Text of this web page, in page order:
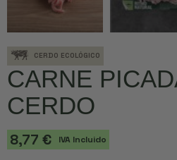
CERDO ECOLÓGICO
CARNE
CERDO
8,77 € IVA Incluido